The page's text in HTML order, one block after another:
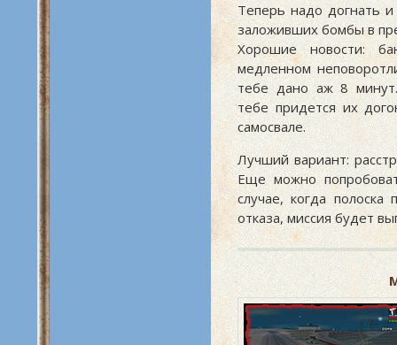
Теперь надо догнать и
заложивших бомбы в
Хорошие новости:
медленном
тебе дано аж 8
тебе придется их
самосвале.
Лучший вариант:
Еще можно
случае, когда
отказа, миссия будет